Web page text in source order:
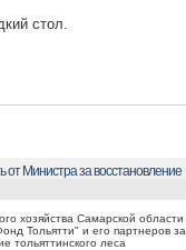
стол.
от Министра за восстановление
хозяйства Самарской области
Тольятти" и его партнеров за
тольяттинского леса